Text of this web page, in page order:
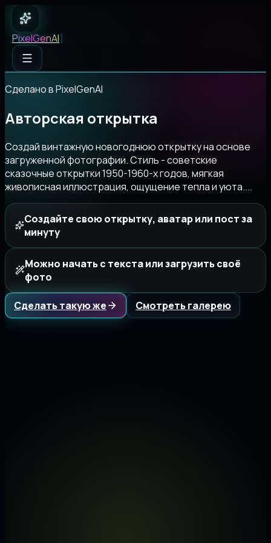
PixelGenAI
Сделано в PixelGenAI
Авторская открытка
Создай винтажную новогоднюю открытку на основе
загруженной фотографии. Стиль - советские
сказочные открытки 1950-1960-х годов, мягкая
живописная иллюстрация, ощущение тепла и уюта....
Создайте свою открытку, аватар или пост за
минуту
Можно начать с текста или загрузить своё
фото
Сделать такую же Смотреть галерею